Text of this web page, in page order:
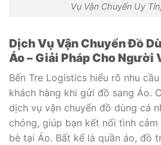
Vụ Vận Chuyển Uy
Dịch Vụ Vận Chuyển Đồ
Áo – Giải Pháp Cho Người
Bến Tre Logistics hiểu rõ nhu
khách hàng khi gửi đồ sang Áo.
dịch vụ vận chuyển đồ dùng cá
chóng, giúp bạn kết nối tình
bè tại Áo. Bất kể là quần áo, đồ